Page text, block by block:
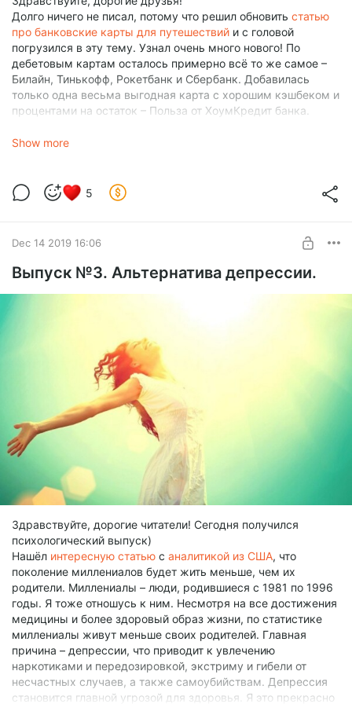
Долго ничего не писал, потому что решил обновить статью
про банковские карты для путешествий и с головой
погрузился в эту тему. Узнал очень много нового! По
дебетовым картам осталось примерно всё то же самое –
Билайн, Тинькофф, Рокетбанк и Сбербанк. Добавилась
только одна весьма выгодная карта с хорошим кэшбеком и
процентами на остаток – Польза от ХоумКредит банка.
хорошего кэшбэка – 3% на категории «АЗС», «Аптеки»,
сторонних банкоматах. А для новых клиентов банк даёт
10% на остаток на 3 месяца при наличии покупок на сумму
А самым главным открытием стали для меня кредитные
карты. Раньше я считал, что кредитки – это зло и даже
смотреть боялся в их сторону. Но этот страх являлся всего
лишь отсутствием знания. Сейчас я изучил информацию по
можно порезаться, если невнимательно с ним обращаться.
Поэтому прежде чем пользоваться кредитками, надо
сначала хорошо изучить информацию и освоить правила
пользования. Я нашёл несколько полезных статей на сайте
«Храни Деньги». Я уже там 2 недели зависаю, очень много
полезной информации!
Show more
5
Dec 14 2019 16:06
Выпуск №3. Альтернатива депрессии.
Здравствуйте, дорогие читатели! Сегодня получился
психологический выпуск)
Нашёл интересную статью с аналитикой из США, что
поколение миллениалов будет жить меньше, чем их
родители. Миллениалы – люди, родившиеся с 1981 по 1996
годы. Я тоже отношусь к ним. Несмотря на все достижения
медицины и более здоровый образ жизни, по статистике
миллениалы живут меньше своих родителей. Главная
причина – депрессии, что приводит к увлечению
наркотиками и передозировкой, экстриму и гибели от
несчастных случаев, а также самоубийствам. Депрессия
становится главной угрозой для здоровья. Я это прекрасно